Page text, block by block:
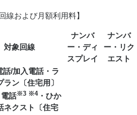
線および月額利用料】
対象回線
ナンバ
ー・ディ
スプレイ
ナンバ
ー・リク
エスト
話/加入電話・ラ
ラン〔住宅用〕
話※3 ※4・ひか
ネクスト〔住宅